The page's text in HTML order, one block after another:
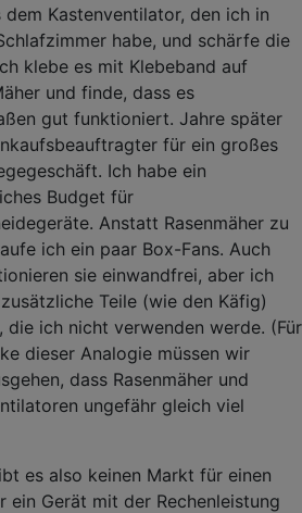
dem Kastenventilator, den ich in
habe, und schärfe die
klebe es mit Klebeband auf
und finde, dass es
gut funktioniert. Jahre später
für ein großes
Ich habe ein
Budget für
Anstatt Rasenmäher zu
ich ein paar Box-Fans. Auch
sie einwandfrei, aber ich
Teile (wie den Käfig)
die ich nicht verwenden werde. (Für
dieser Analogie müssen wir
dass Rasenmäher und
ungefähr gleich viel
es also keinen Markt für einen
ein Gerät mit der Rechenleistung